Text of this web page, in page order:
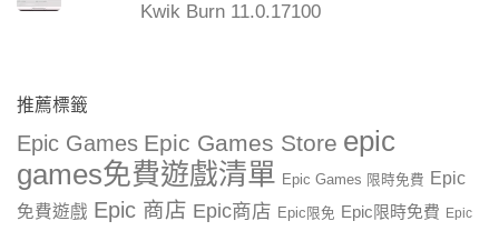
Kwik Burn 11.0.17100
推薦標籤
Epic Games Epic Games Store epic
games免費遊戲清單 Epic Games 限時免費 Epic
免費遊戲 Epic 商店 Epic商店 Epic限免 Epic限時免費 Epic